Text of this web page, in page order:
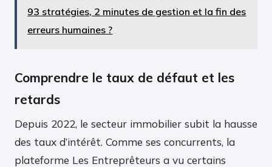
93 stratégies, 2 minutes de gestion et la fin des
erreurs humaines ?
Comprendre le taux de défaut et les
retards
Depuis 2022, le secteur immobilier subit la hausse
des taux d’intérêt. Comme ses concurrents, la
plateforme Les Entreprêteurs a vu certains